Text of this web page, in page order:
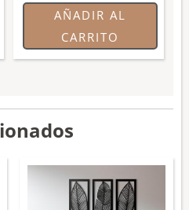
AÑADIR AL
CARRITO